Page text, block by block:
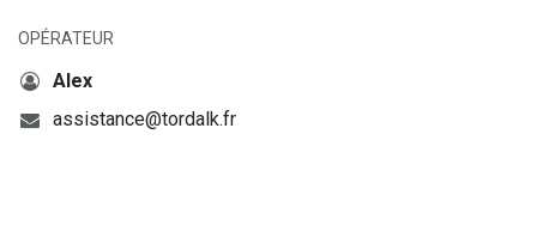
OPÉRATEUR
Alex
assistance@tordalk.fr